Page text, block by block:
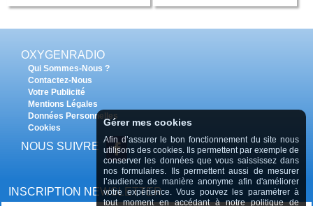
OXYGENRADIO
Qui Sommes-Nous ?
Contactez-Nous
Votre Publicité
Mentions Légales
Données Personnelles
Cookies
NOUS SUIVRE
INSCRIPTION NEWSLETTER
Gérer mes cookies
Afin d’assurer le bon fonctionnement du site nous
utilisons des cookies. Ils permettent par exemple de
conserver les données que vous saississez dans
nos formulaires. Ils permettent aussi de mesurer
l’audience de manière anonyme afin d'améliorer
votre expérience. Vous pouvez les paramétrer à
tout moment en accédant ànotre politique de